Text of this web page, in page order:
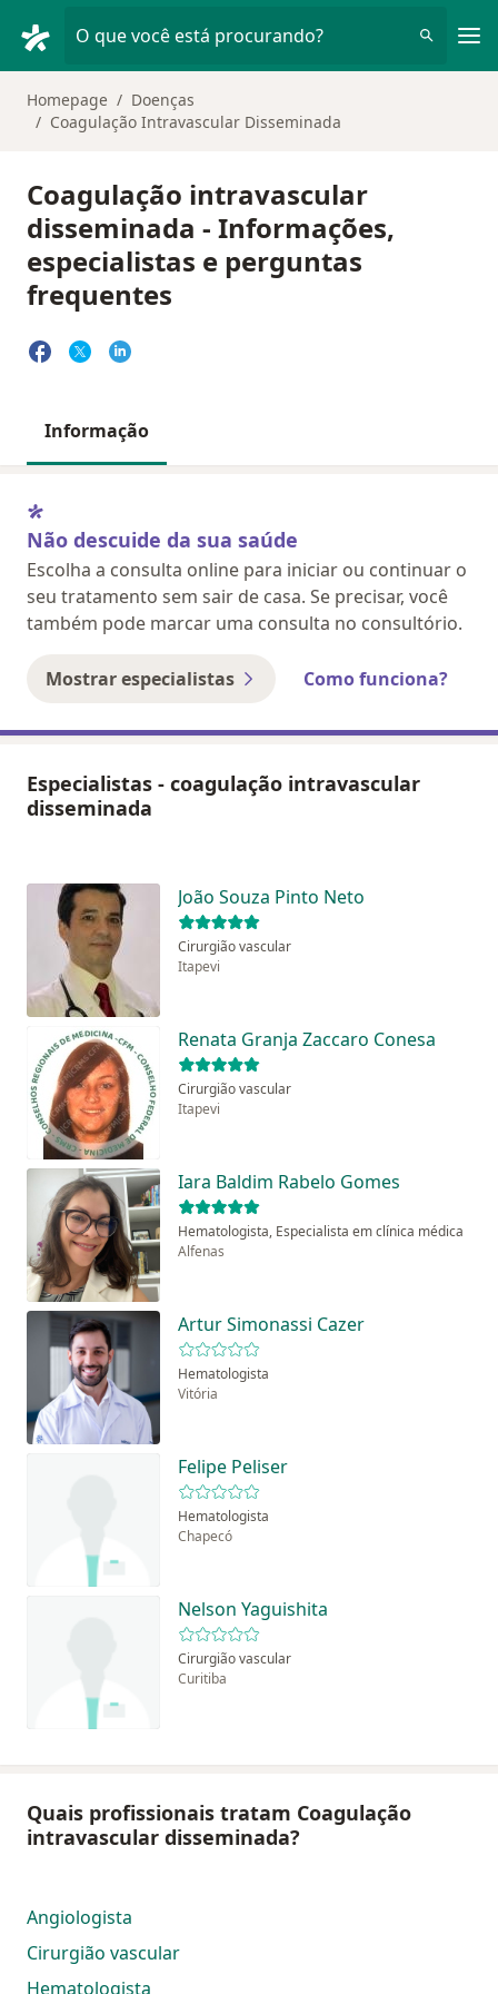
O que você está procurando?
Homepage
Doenças
Coagulação Intravascular Disseminada
Coagulação intravascular
disseminada - Informações,
especialistas e perguntas
frequentes
Informação
Não descuide da sua saúde
Escolha a consulta online para iniciar ou continuar o
seu tratamento sem sair de casa. Se precisar, você
também pode marcar uma consulta no consultório.
Mostrar especialistas Como funciona?
Especialistas - coagulação intravascular
disseminada
João Souza Pinto Neto
Cirurgião vascular
Itapevi
Renata Granja Zaccaro Conesa
Cirurgião vascular
Itapevi
Iara Baldim Rabelo Gomes
Hematologista, Especialista em clínica médica
Alfenas
Artur Simonassi Cazer
Hematologista
Vitória
Felipe Peliser
Hematologista
Chapecó
Nelson Yaguishita
Cirurgião vascular
Curitiba
Quais profissionais tratam Coagulação
intravascular disseminada?
Angiologista
Cirurgião vascular
Hematologista